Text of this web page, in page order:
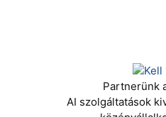
Partnerünk
AI szolgáltatások